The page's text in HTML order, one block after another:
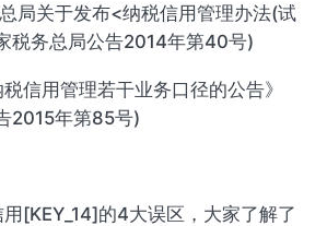
局关于发布<纳税信用管理办法(试
税务总局公告2014年第40号)
税信用管理若干业务口径的公告》
2015年第85号)
[KEY_14]的4大误区，大家了解了